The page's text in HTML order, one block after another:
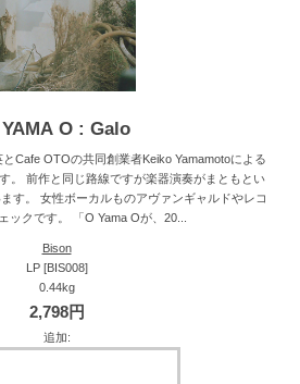
O : Galo
Cafe OTOの共同創業者Keiko Yamamotoによる
。 前作と同じ路線ですが楽器演奏がまともとい
す。 女性ボーカルものアヴァンギャルドやレコ
ックです。 「O Yama Oが、20...
Bison
LP [BIS008]
0.44kg
2,798円
追加: